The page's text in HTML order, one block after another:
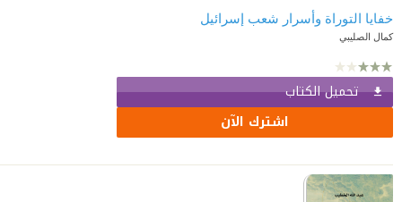
خفايا التوراة وأسرار شعب إسرائيل
كمال الصليبي
تحميل الكتاب
اشترك الآن